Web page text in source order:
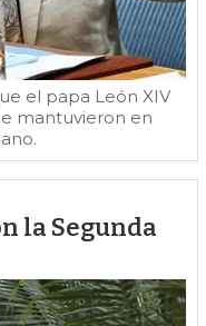
el papa León XIV
mantuvieron en
la Segunda